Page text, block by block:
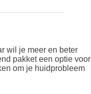
wil je meer en beter
pakket een optie voor
om je huidprobleem